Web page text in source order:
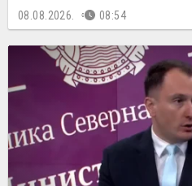
08.08.2026. 08:54